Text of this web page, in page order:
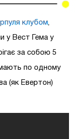
клубом
у Вест Гема у
за собою 5
мають по одному
(як Евертон)